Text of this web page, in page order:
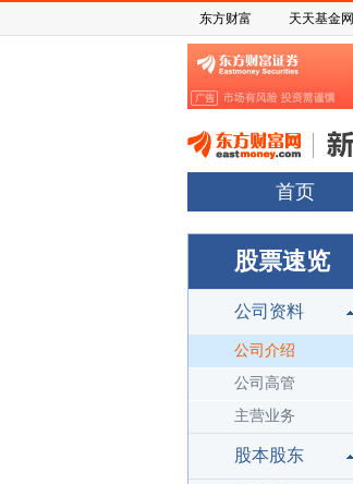
东方财富 天天基金网
首页
股票速览
公司资料
公司介绍
公司高管
主营业务
股本股东